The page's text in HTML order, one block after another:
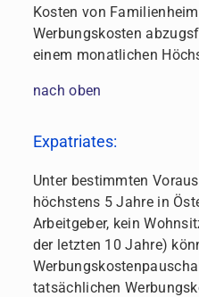
Kosten von
Werbungskosten
einem monatlichen
nach oben
Expatriates:
Unter bestimmten
höchstens 5 Jahre in
Arbeitgeber, kein
der letzten 10 Jahre)
tatsächlichen